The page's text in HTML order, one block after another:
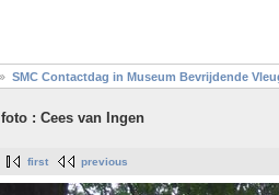
SMC Contactdag in Museum Bevrijdende
foto : Cees van Ingen
first previous